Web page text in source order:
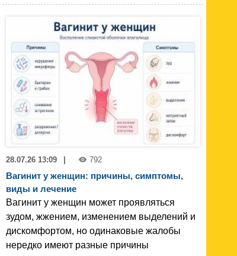
28.07.26 13:09 | 792
Вагинит у женщин: причины, симптомы,
виды и лечение
Вагинит у женщин может проявляться
зудом, жжением, изменением выделений и
дискомфортом, но одинаковые жалобы
нередко имеют разные причины